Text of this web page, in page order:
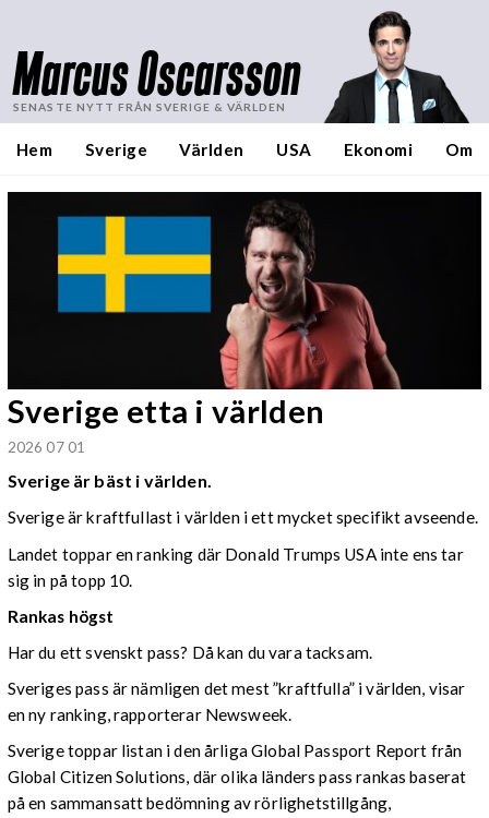
Marcus Oscarsson
SENASTE NYTT FRÅN SVERIGE & VÄRLDEN
Hem Sverige Världen USA Ekonomi Om
Sverige etta i världen
2026 07 01
Sverige är bäst i världen.
Sverige är kraftfullast i världen i ett mycket specifikt avseende.
Landet toppar en ranking där Donald Trumps USA inte ens tar
sig in på topp 10.
Rankas högst
Har du ett svenskt pass? Då kan du vara tacksam.
Sveriges pass är nämligen det mest ”kraftfulla” i världen, visar
en ny ranking, rapporterar Newsweek.
Sverige toppar listan i den årliga Global Passport Report från
Global Citizen Solutions, där olika länders pass rankas baserat
på en sammansatt bedömning av rörlighetstillgång,